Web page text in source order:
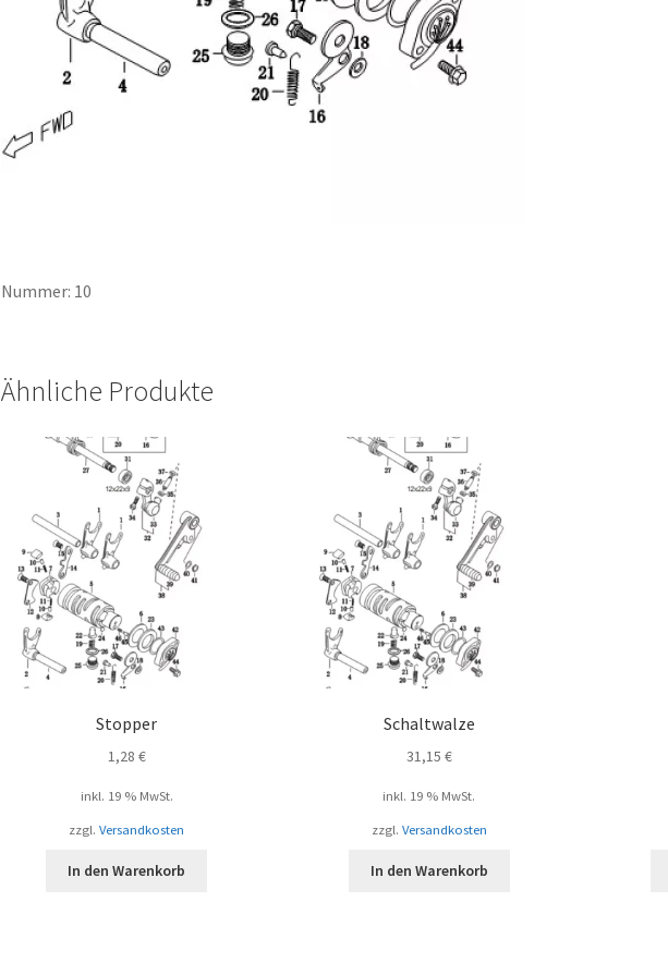
Nummer: 10
Ähnliche Produkte
Stopper
1,28 €
inkl. 19 % MwSt.
zzgl.Versandkosten
In den Warenkorb
Schaltwalze
31,15 €
inkl. 19 % MwSt.
zzgl. Versandkosten
In den Warenkorb